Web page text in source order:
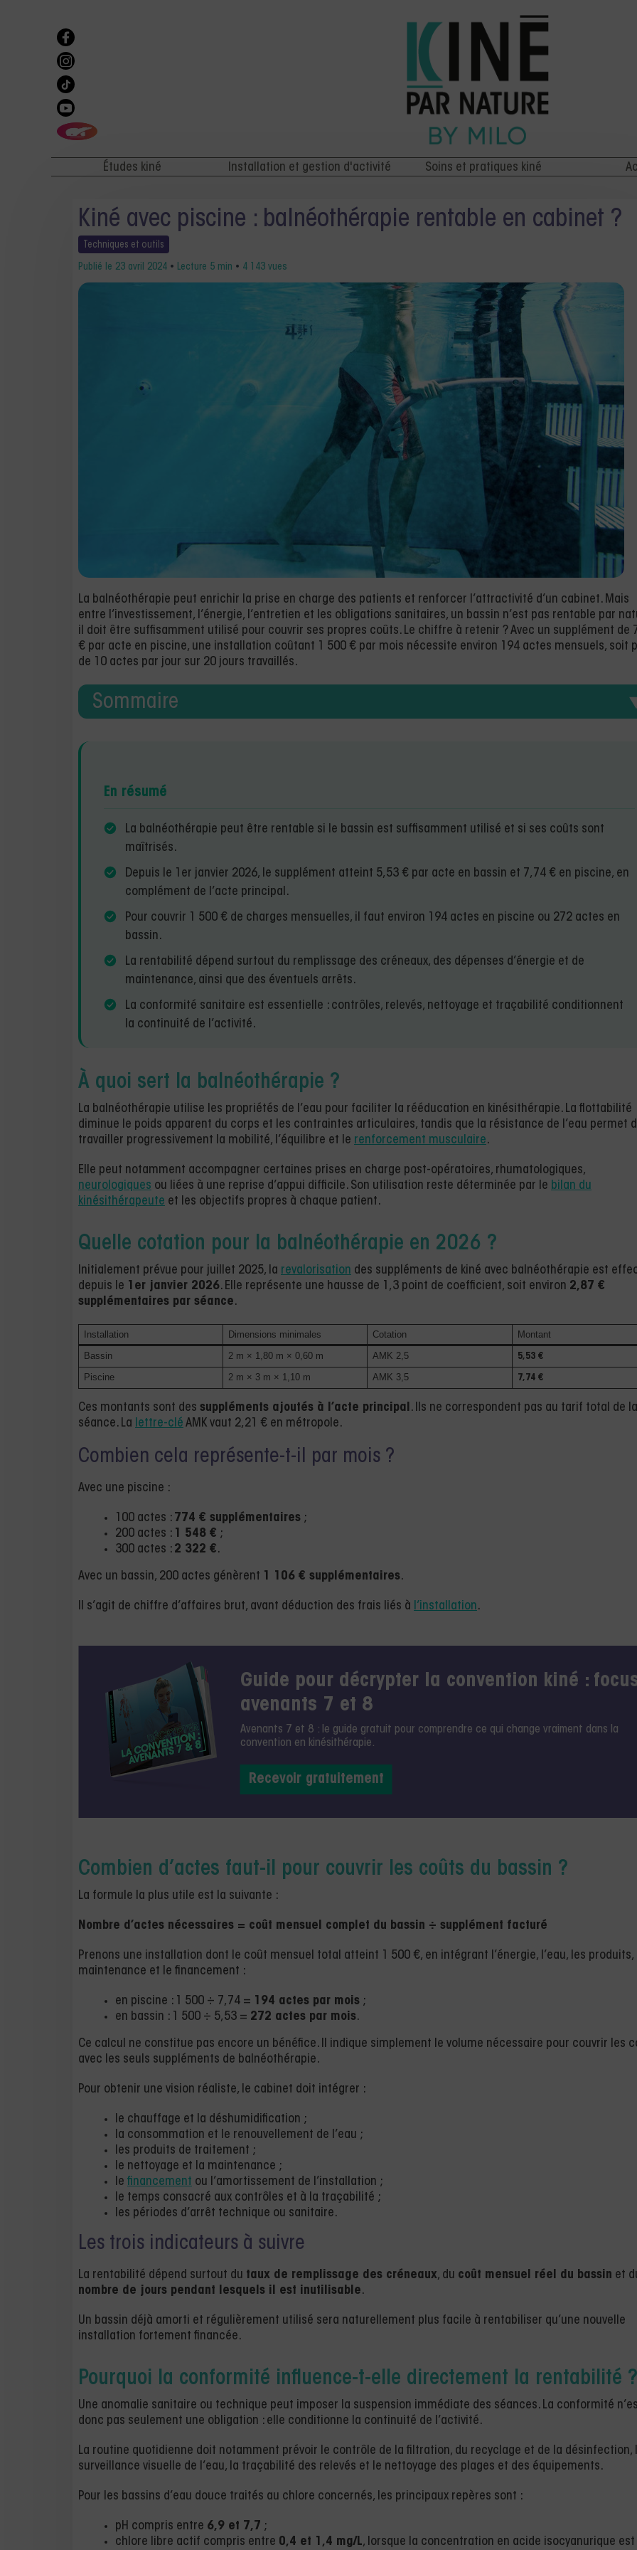
Études kiné Installation et gestion d'activité Soins et pratiques kiné
Kiné avec piscine : balnéothérapie rentable en cabinet ?
Techniques et outils
Publié le 23 avril 2024 • Lecture 5 min • 4 143 vues
La balnéothérapie peut enrichir la prise en charge des patients et renforcer l’attractivité d’un cabinet. Mais
entre l’investissement, l’énergie, l’entretien et les obligations sanitaires, un bassin n’est pas rentable par
il doit être suffisamment utilisé pour couvrir ses propres coûts. Le chiffre à retenir ? Avec un supplément de
€ par acte en piscine, une installation coûtant 1 500 € par mois nécessite environ 194 actes mensuels, soit
de 10 actes par jour sur 20 jours travaillés.
Sommaire
En résumé
La balnéothérapie peut être rentable si le bassin est suffisamment utilisé et si ses coûts sont
maîtrisés.
Depuis le 1er janvier 2026, le supplément atteint 5,53 € par acte en bassin et 7,74 € en piscine, en
complément de l’acte principal.
Pour couvrir 1 500 € de charges mensuelles, il faut environ 194 actes en piscine ou 272 actes en
bassin.
La rentabilité dépend surtout du remplissage des créneaux, des dépenses d’énergie et de
maintenance, ainsi que des éventuels arrêts.
La conformité sanitaire est essentielle : contrôles, relevés, nettoyage et traçabilité conditionnent
la continuité de l’activité.
À quoi sert la balnéothérapie ?
La balnéothérapie utilise les propriétés de l’eau pour faciliter la rééducation en kinésithérapie. La flottabilité
diminue le poids apparent du corps et les contraintes articulaires, tandis que la résistance de l’eau permet
travailler progressivement la mobilité, l’équilibre et le renforcement musculaire.
Elle peut notamment accompagner certaines prises en charge post-opératoires, rhumatologiques,
neurologiques ou liées à une reprise d’appui difficile. Son utilisation reste déterminée par le bilan du
kinésithérapeute et les objectifs propres à chaque patient.
Quelle cotation pour la balnéothérapie en 2026 ?
Initialement prévue pour juillet 2025, la revalorisation des suppléments de kiné avec balnéothérapie est
depuis le 1er janvier 2026. Elle représente une hausse de 1,3 point de coefficient, soit environ 2,87 €
supplémentaires par séance.
Installation Dimensions minimales Cotation
Montant
Bassin
2 m × 1,80 m × 0,60 m AMK 2,5 5,53 €
Piscine 2 m × 3 m × 1,10 m AMK 3,5 7,74 €
Ces montants sont des suppléments ajoutés à l’acte principal. Ils ne correspondent pas au tarif total de la
séance. La lettre-clé AMK vaut 2,21 € en métropole.
Combien cela représente-t-il par mois ?
Avec une piscine :
100 actes : 774 € supplémentaires ;
200 actes : 1 548 € ;
300 actes : 2 322 €.
Avec un bassin, 200 actes génèrent 1 106 € supplémentaires.
Il s’agit de chiffre d’affaires brut, avant déduction des frais liés à l’installation.
Guide pour décrypter la convention kiné :
avenants 7 et 8
Avenants 7 et 8 : le guide gratuit pour comprendre ce qui change vraiment dans la
convention en kinésithérapie.
Recevoir gratuitement
Combien d’actes faut-il pour couvrir les coûts du bassin ?
La formule la plus utile est la suivante :
Nombre d’actes nécessaires = coût mensuel complet du bassin ÷ supplément facturé
Prenons une installation dont le coût mensuel total atteint 1 500 €, en intégrant l’énergie, l’eau, les produits,
maintenance et le financement :
en piscine : 1 500 ÷ 7,74 = 194 actes par mois ;
en bassin : 1 500 ÷ 5,53 = 272 actes par mois.
Ce calcul ne constitue pas encore un bénéfice. Il indique simplement le volume nécessaire pour couvrir les
avec les seuls suppléments de balnéothérapie.
Pour obtenir une vision réaliste, le cabinet doit intégrer :
le chauffage et la déshumidification ;
la consommation et le renouvellement de l’eau ;
les produits de traitement ;
le nettoyage et la maintenance ;
le financement ou l’amortissement de l’installation ;
le temps consacré aux contrôles et à la traçabilité ;
les périodes d’arrêt technique ou sanitaire.
Les trois indicateurs à suivre
La rentabilité dépend surtout du taux de remplissage des créneaux, du coût mensuel réel du bassin et
nombre de jours pendant lesquels il est inutilisable.
Un bassin déjà amorti et régulièrement utilisé sera naturellement plus facile à rentabiliser qu’une nouvelle
installation fortement financée.
Pourquoi la conformité influence-t-elle directement la rentabilité ?
Une anomalie sanitaire ou technique peut imposer la suspension immédiate des séances. La conformité
donc pas seulement une obligation : elle conditionne la continuité de l’activité.
La routine quotidienne doit notamment prévoir le contrôle de la filtration, du recyclage et de la désinfection,
surveillance visuelle de l’eau, la traçabilité des relevés et le nettoyage des plages et des équipements.
Pour les bassins d’eau douce traités au chlore concernés, les principaux repères sont :
pH compris entre 6,9 et 7,7 ;
chlore libre actif compris entre 0,4 et 1,4 mg/L, lorsque la concentration en acide isocyanurique est